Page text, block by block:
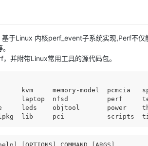
于Linux 内核perf_event子系统实现,Perf不
并附带Linux常用工具的源代码包。
kvm     memory-model  pcmcia
laptop  nfsd          perf
leds    objtool       power